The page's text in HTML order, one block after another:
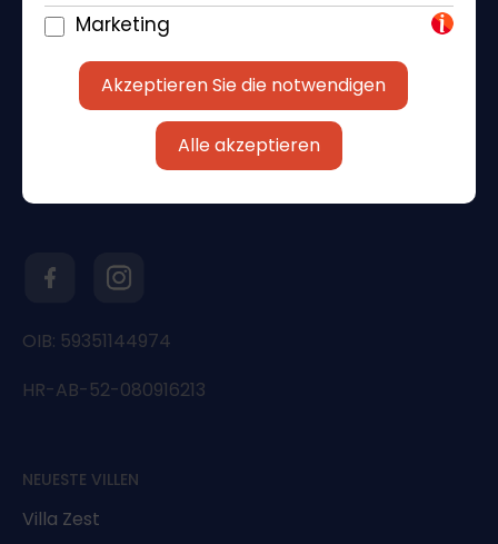
Marketing
Akzeptieren Sie die notwendigen
Alle akzeptieren
OIB: 59351144974
HR-AB-52-080916213
NEUESTE VILLEN
Villa Zest